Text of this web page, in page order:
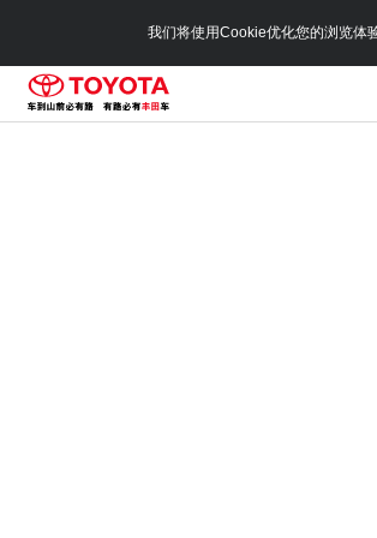
我们将使用Cookie优化您的浏览体